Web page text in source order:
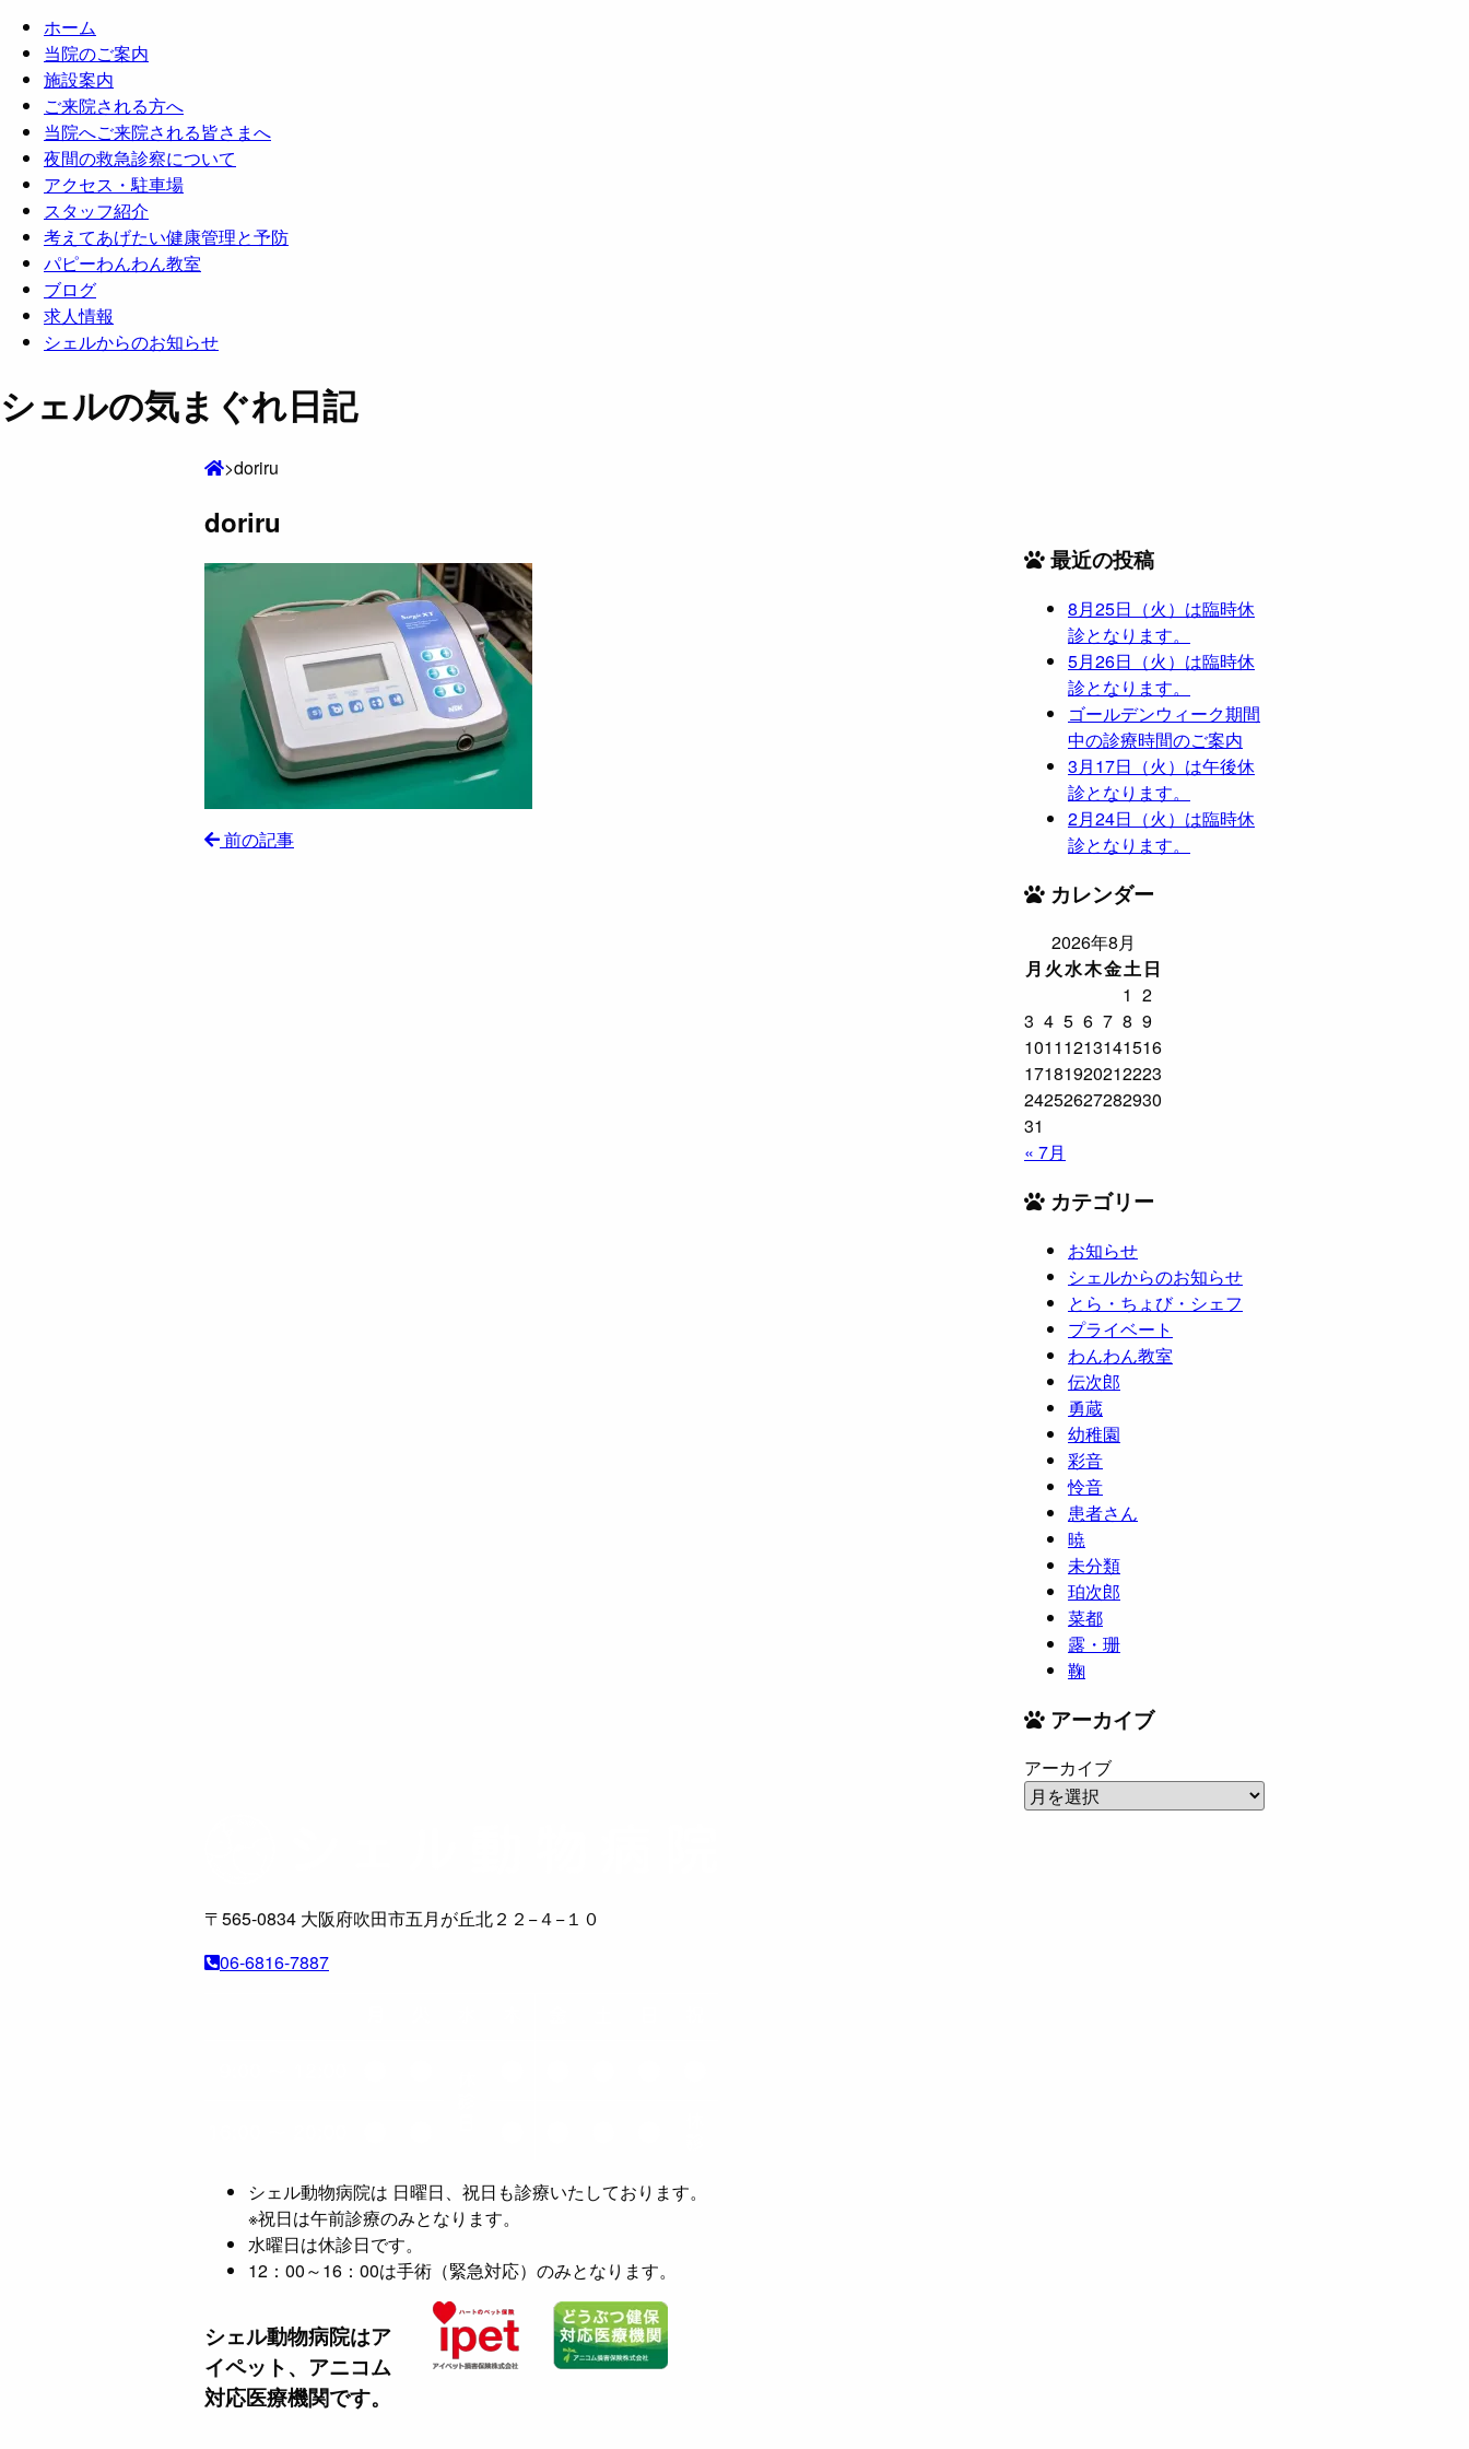
ホーム
当院のご案内
施設案内
ご来院される方へ
当院へご来院される皆さまへ
夜間の救急診察について
アクセス・駐車場
スタッフ紹介
考えてあげたい健康管理と予防
パピーわんわん教室
ブログ
求人情報
シェルからのお知らせ
シェルの気まぐれ日記
>doriru
doriru
前の記事
最近の投稿
8月25日（火）は臨時休
診となります。
5月26日（火）は臨時休
診となります。
ゴールデンウィーク期間
中の診療時間のご案内
3月17日（火）は午後休
診となります。
2月24日（火）は臨時休
診となります。
カレンダー
2026年8月
月 火水木金土日
1 2
3 4 5 6 7 8 9
10111213141516
17181920212223
24252627282930
31
« 7月
カテゴリー
お知らせ
シェルからのお知らせ
とら・ちょび・シェフ
プライベート
わんわん教室
伝次郎
勇蔵
幼稚園
彩音
怜音
患者さん
暁
未分類
珀次郎
菜都
露・珊
鞠
アーカイブ
アーカイブ
〒565-0834 大阪府吹田市五月が丘北２２−４−１０
06-6816-7887
シェル動物病院は 日曜日、祝日も診療いたしております。
※祝日は午前診療のみとなります。
水曜日は休診日です。
12：00～16：00は手術（緊急対応）のみとなります。
シェル動物病院はア
イペット、アニコム
対応医療機関です。